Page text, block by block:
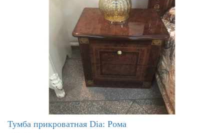
Тумба прикроватная Dia: Рома